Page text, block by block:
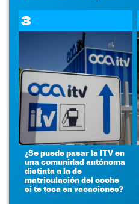
3
¿Se puede pasar la ITV en
una comunidad autónoma
distinta a la de
matriculación del coche
si te toca en vacaciones?